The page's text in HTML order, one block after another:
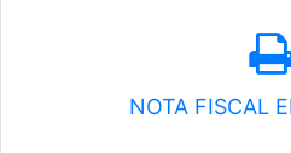
NOTA FISCAL